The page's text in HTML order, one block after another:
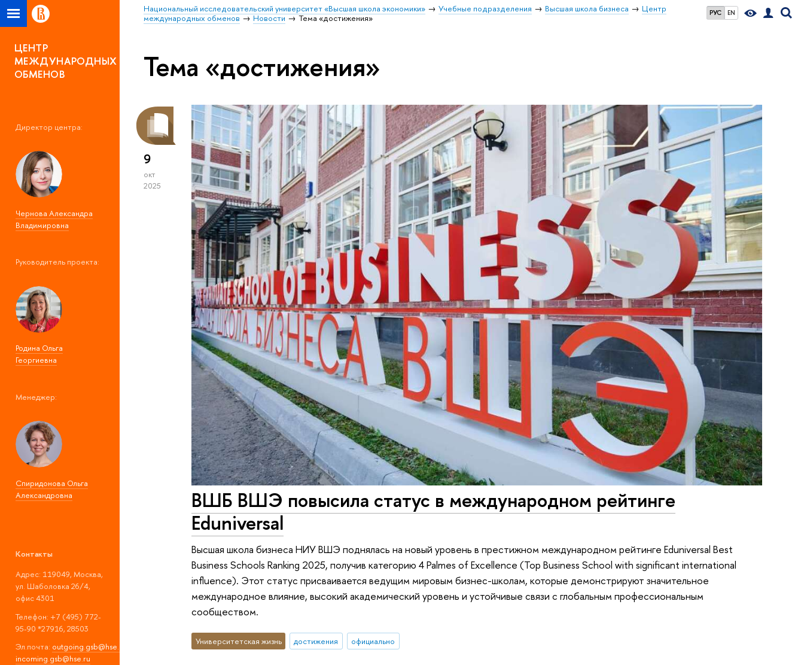
РУС EN
Национальный исследовательский университет «Высшая школа экономики» Учебные подразделения Высшая школа бизнеса
Центр
международных обменов
Новости Тема «достижения»
ЦЕНТР
МЕЖДУНАРОДНЫХ
ОБМЕНОВ
Директор центра:
Чернова Александра
Владимировна
Руководитель проекта:
Родина Ольга
Георгиевна
Менеджер:
Спиридонова Ольга
Александровна
Контакты
Адрес: 119049, Москва,
ул. Шаболовка 26/4,
офис 4301
Телефон: +7 (495) 772-
95-90 *27916, 28503
Эл.почта: outgoing.gsb@hse.ru
incoming.gsb@hse.ru
Тема «достижения»
9
окт
2025
ВШБ ВШЭ повысила статус в международном рейтинге
Eduniversal
Высшая школа бизнеса НИУ ВШЭ поднялась на новый уровень в престижном международном рейтинге Eduniversal Best
Business Schools Ranking 2025, получив категорию 4 Palmes of Excellence (Top Business School with significant international
influence). Этот статус присваивается ведущим мировым бизнес-школам, которые демонстрируют значительное
международное влияние, высокий академический уровень и устойчивые связи с глобальным профессиональным
сообществом.
Университетская жизнь достижения официально